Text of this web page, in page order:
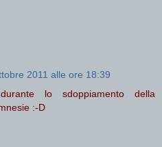
2011 alle ore 18:39
lo sdoppiamento della
:-D